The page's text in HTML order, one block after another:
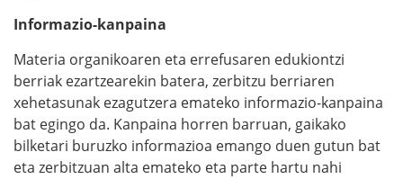
Informazio-kanpaina
Materia organikoaren eta errefusaren edukiontzi
berriak ezartzearekin batera, zerbitzu berriaren
xehetasunak ezagutzera emateko informazio-kanpaina
bat egingo da. Kanpaina horren barruan, gaikako
bilketari buruzko informazioa emango duen gutun bat
eta zerbitzuan alta emateko eta parte hartu nahi